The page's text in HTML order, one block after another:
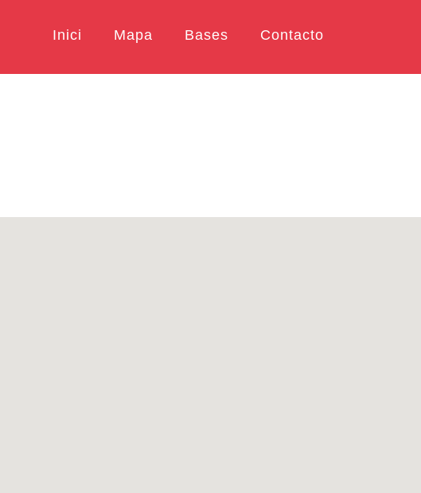
Inici Mapa Bases Contacto